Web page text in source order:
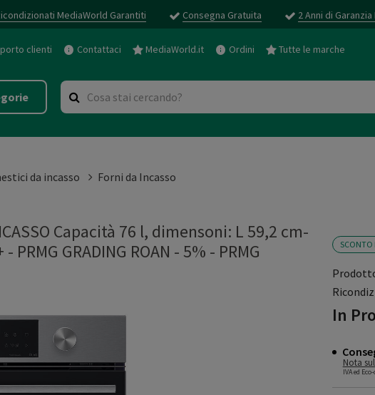
MediaWorld Garantiti Consegna Gratuita 2 Anni di
clienti Contattaci MediaWorld.it Ordini Tutte le marche
da incasso
Forni da Incasso
Capacità 76 l, dimensoni: L 59,2 cm-
GRADING ROAN - 5% - PRMG
SCONTO
In
Nota
IVA ed